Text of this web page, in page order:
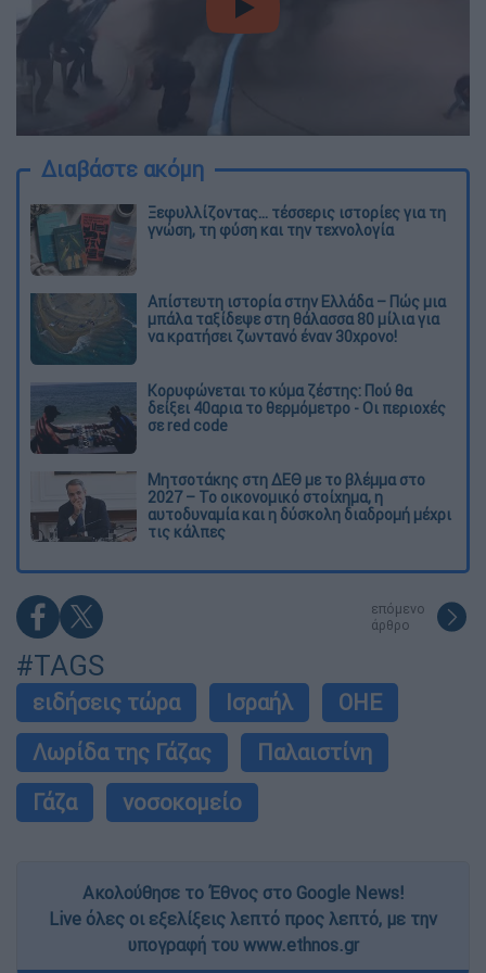
video
Διαβάστε ακόμη
Ξεφυλλίζοντας... τέσσερις ιστορίες για τη
γνώση, τη φύση και την τεχνολογία
Απίστευτη ιστορία στην Ελλάδα – Πώς μια
μπάλα ταξίδεψε στη θάλασσα 80 μίλια για
να κρατήσει ζωντανό έναν 30χρονο!
Κορυφώνεται το κύμα ζέστης: Πού θα
δείξει 40αρια το θερμόμετρο - Οι περιοχές
σε red code
Μητσοτάκης στη ΔΕΘ με το βλέμμα στο
2027 – Το οικονομικό στοίχημα, η
αυτοδυναμία και η δύσκολη διαδρομή μέχρι
τις κάλπες
επόμενο
άρθρο
#TAGS
ειδήσεις τώρα Ισραήλ
ΟΗΕ
Λωρίδα της Γάζας
Παλαιστίνη
Γάζα
νοσοκομείο
Ακολούθησε το Έθνος στο Google News!
Live όλες οι εξελίξεις λεπτό προς λεπτό, με την
υπογραφή του www.ethnos.gr